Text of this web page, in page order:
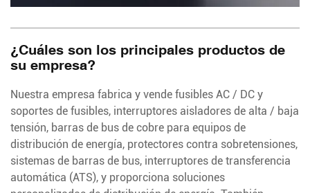
¿Cuáles son los principales productos de
su empresa?
Nuestra empresa fabrica y vende fusibles AC / DC y
soportes de fusibles, interruptores aisladores de alta / baja
tensión, barras de bus de cobre para equipos de
distribución de energía, protectores contra sobretensiones,
sistemas de barras de bus, interruptores de transferencia
automática (ATS), y proporciona soluciones